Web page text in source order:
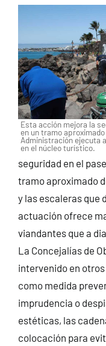
Esta acción mejora la
en un tramo
Administración ejecuta
en el núcleo turístico.
seguridad en el
tramo aproximado
y las escaleras que
actuación ofrece
viandantes que a
La Concejalías de
intervenido en
como medida
imprudencia o
estéticas, las
colocación para